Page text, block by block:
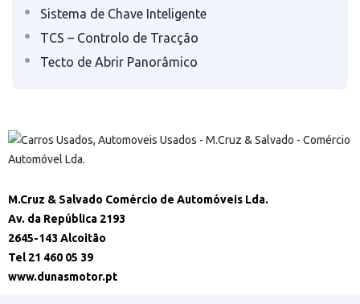
• Sistema de Chave Inteligente
• TCS – Controlo de Tracção
• Tecto de Abrir Panorâmico
M.Cruz & Salvado Comércio de Automóveis Lda.
Av. da República 2193
2645-143 Alcoitão
Tel 21 460 05 39
www.dunasmotor.pt